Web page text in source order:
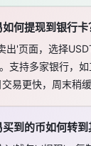
何提现到银行卡
出'页面，选择
支持多家银行，
易更快，周末稍
到的币如何转到